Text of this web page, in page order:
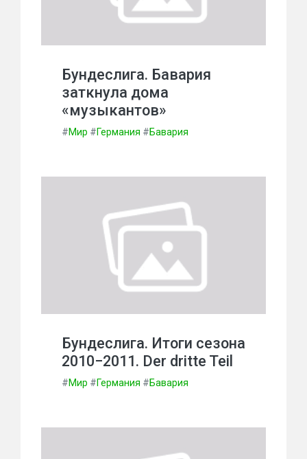
Бундеслига. Бавария
заткнула дома
«музыкантов»
#Мир #Германия #Бавария
Бундеслига. Итоги сезона
2010−2011. Der dritte Teil
#Мир #Германия #Бавария